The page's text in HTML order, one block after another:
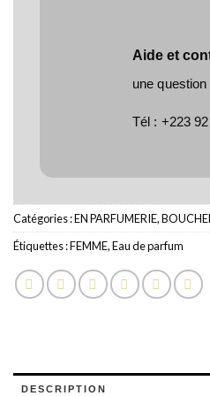
Aide et
une question
Tél : +223
Catégories :EN PARFUMERIE,
Étiquettes :FEMME,Eau de parfum
DESCRIPTION